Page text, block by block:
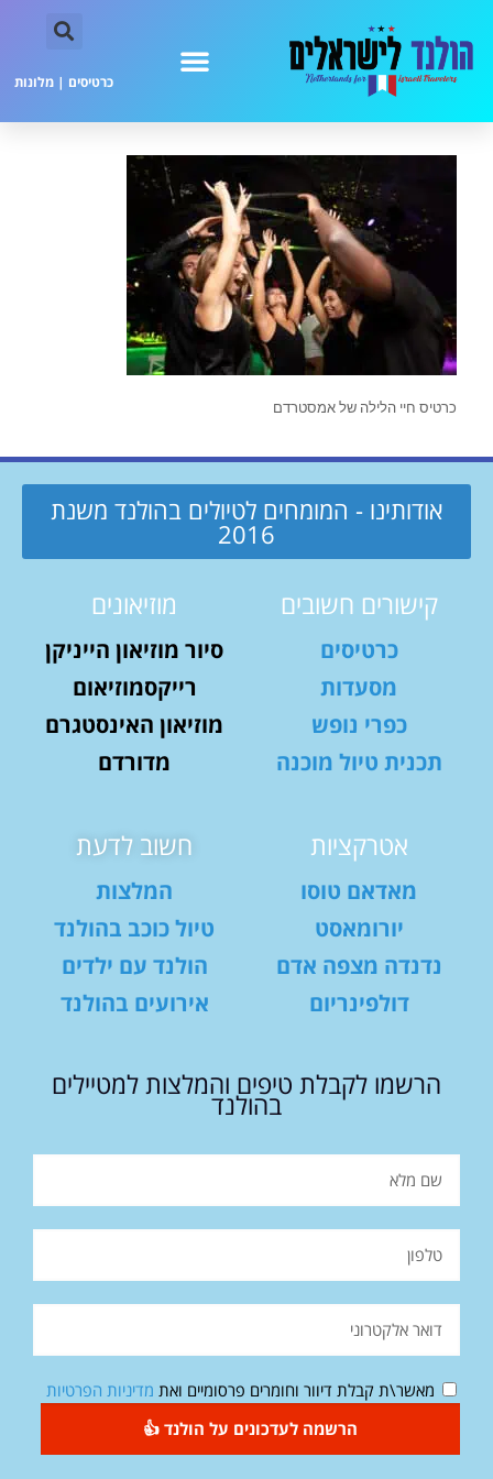
כרטיסים | מלונות
כרטיס חיי הלילה של אמסטרדם
אודותינו - המומחים לטיולים בהולנד משנת
2016
קישורים חשובים
כרטיסים
מסעדות
כפרי נופש
תכנית טיול מוכנה
מוזיאונים
סיור מוזיאון הייניקן
רייקסמוזיאום
מוזיאון האינסטגרם
מדורדם
אטרקציות
מאדאם טוסו
יורומאסט
נדנדה מצפה אדם
דולפינריום
חשוב לדעת
המלצות
טיול כוכב בהולנד
הולנד עם ילדים
אירועים בהולנד
הרשמו לקבלת טיפים והמלצות למטיילים
בהולנד
מאשר\ת קבלת דיוור וחומרים פרסומיים ואת מדיניות הפרטיות
הרשמה לעדכונים על הולנד 👍